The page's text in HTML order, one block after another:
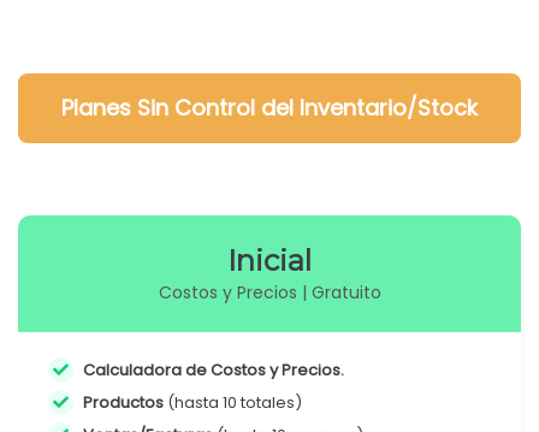
Planes Sin Control del Inventario/Stock
Inicial
Costos y Precios | Gratuito
Calculadora de Costos y Precios.
Productos (hasta 10 totales)